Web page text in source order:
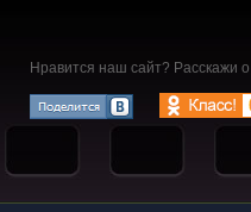
Нравится наш сайт? Расскажи